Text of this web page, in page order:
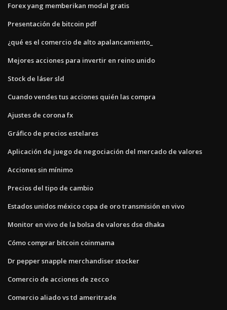
Forex yang memberikan modal gratis
Presentación de bitcoin pdf
¿qué es el comercio de alto apalancamiento_
Mejores acciones para invertir en reino unido
Stock de láser sld
Cuando vendes tus acciones quién las compra
Ajustes de corona fx
Gráfico de precios estelares
Aplicación de juego de negociación del mercado de valores
Acciones sin mínimo
Precios del tipo de cambio
Estados unidos méxico copa de oro transmisión en vivo
Monitor en vivo de la bolsa de valores dse dhaka
Cómo comprar bitcoin coinmama
Dr pepper snapple merchandiser stocker
Comercio de acciones de zecco
Comercio aliado vs td ameritrade